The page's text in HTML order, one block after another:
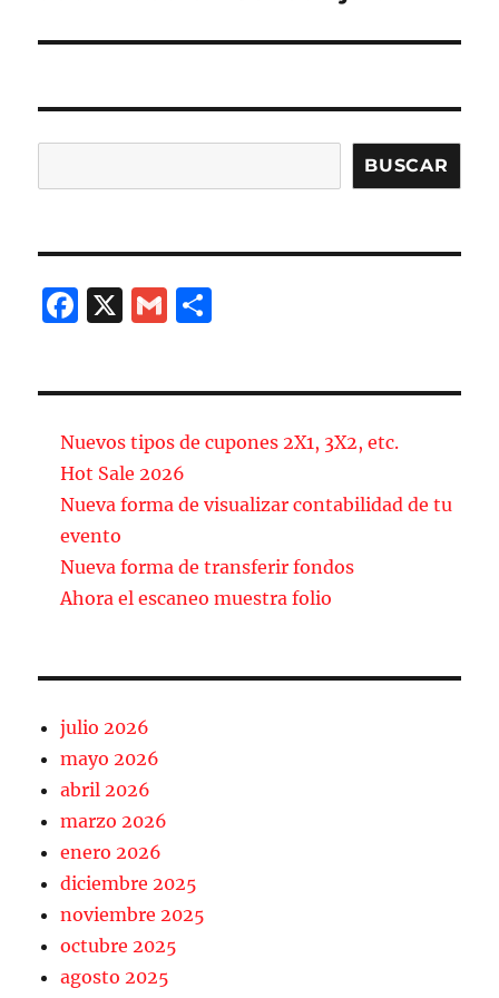
BUSCAR
F
b
o
o
k
X
G
a
ir
Nuevos tipos de cupones 2X1, 3X2, etc.
Hot Sale 2026
Nueva forma de visualizar contabilidad de tu
evento
Nueva forma de transferir fondos
Ahora el escaneo muestra folio
julio 2026
mayo 2026
abril 2026
marzo 2026
enero 2026
diciembre 2025
noviembre 2025
octubre 2025
agosto 2025